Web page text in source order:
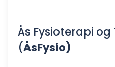
Ås Fysioterapi
(ÅsFysio)